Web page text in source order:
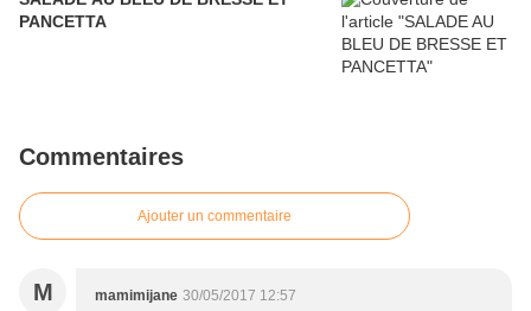
PANCETTA
Commentaires
Ajouter un commentaire
M mamimijane 30/05/2017 12:57